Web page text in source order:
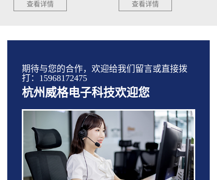
查看详情 查看详情
期待与您的合作，欢迎给我们留言或直接拨
打：15968172475
杭州威格电子科技欢迎您